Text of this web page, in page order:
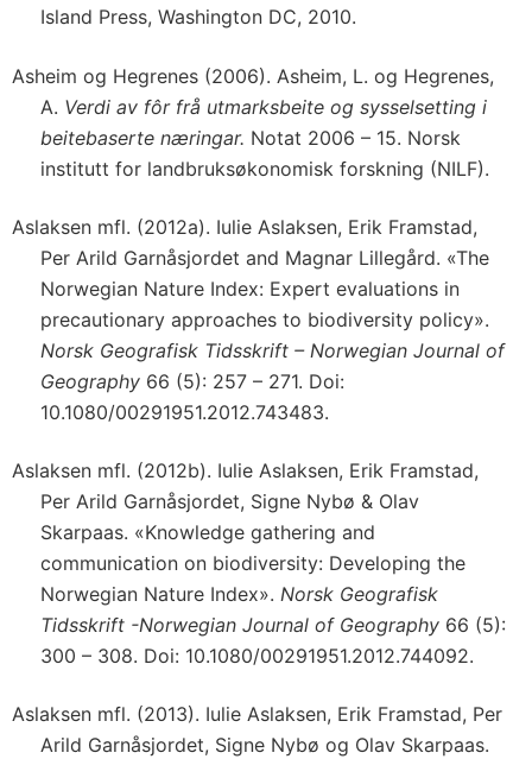
Island Press, Washington DC, 2010.
Asheim og Hegrenes (2006). Asheim, L. og Hegrenes,
A. Verdi av fôr frå utmarksbeite og sysselsetting i
beitebaserte næringar. Notat 2006 – 15. Norsk
institutt for landbruksøkonomisk forskning (NILF).
Aslaksen mfl. (2012a). Iulie Aslaksen, Erik Framstad,
Per Arild Garnåsjordet and Magnar Lillegård. «The
Norwegian Nature Index: Expert evaluations in
precautionary approaches to biodiversity policy».
Norsk Geografisk Tidsskrift – Norwegian Journal of
Geography 66 (5): 257 – 271. Doi:
10.1080/00291951.2012.743483.
Aslaksen mfl. (2012b). Iulie Aslaksen, Erik Framstad,
Per Arild Garnåsjordet, Signe Nybø & Olav
Skarpaas. «Knowledge gathering and
communication on biodiversity: Developing the
Norwegian Nature Index». Norsk Geografisk
Tidsskrift -Norwegian Journal of Geography 66 (5):
300 – 308. Doi: 10.1080/00291951.2012.744092.
Aslaksen mfl. (2013). Iulie Aslaksen, Erik Framstad, Per
Arild Garnåsjordet, Signe Nybø og Olav Skarpaas.